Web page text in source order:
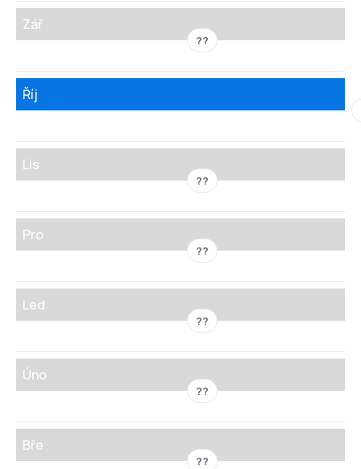
Zář
??
Říj
Lis
??
Pro
??
Led
??
Úno
??
Bře
??